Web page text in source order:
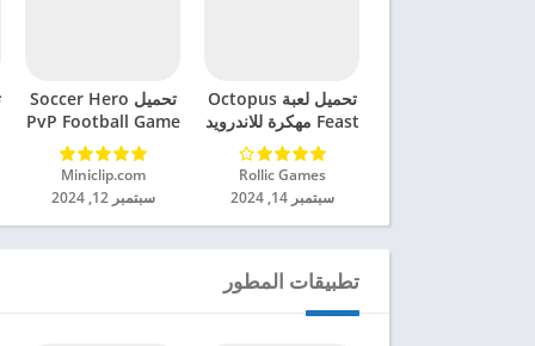
تحميل لعبة Octopus
Feast مهكرة للاندرويد
2024
Rollic Games‏
سبتمبر 14, 2024
تحميل Soccer Hero
PvP Football Game
مهكرة للاندرويد 2024
Miniclip.com‏
سبتمبر 12, 2024
تطبيقات المطور